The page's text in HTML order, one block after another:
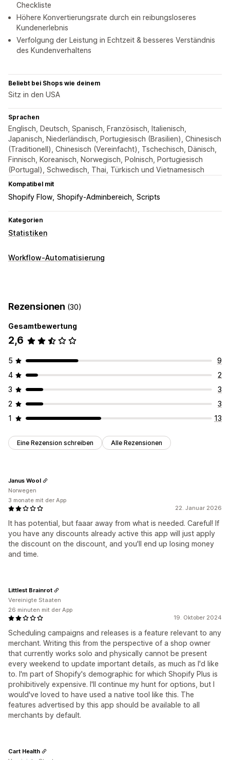
Checkliste
Höhere Konvertierungsrate durch ein reibungsloseres
Kundenerlebnis
Verfolgung der Leistung in Echtzeit & besseres Verständnis
des Kundenverhaltens
Beliebt bei Shops wie deinem
Sitz in den USA
Sprachen
Englisch, Deutsch, Spanisch, Französisch, Italienisch,
Japanisch, Niederländisch, Portugiesisch (Brasilien), Chinesisch
(Traditionell), Chinesisch (Vereinfacht), Tschechisch, Dänisch,
Finnisch, Koreanisch, Norwegisch, Polnisch, Portugiesisch
(Portugal), Schwedisch, Thai, Türkisch und Vietnamesisch
Kompatibel mit
Shopify Flow Shopify-Adminbereich Scripts
Kategorien
Statistiken
Workflow-Automatisierung
Rezensionen (30)
Gesamtbewertung
2,6
5
9
4
2
3
3
2
3
1
13
Eine Rezension schreiben Alle Rezensionen
22. Januar 2026
It has potential, but faaar away from what is needed. Careful! If
you have any discounts already active this app will just apply
the discount on the discount, and you'll end up losing money
and time.
Janus Wool
Norwegen
3 monate mit der App
19. Oktober 2024
Scheduling campaigns and releases is a feature relevant to any
merchant. Writing this from the perspective of a shop owner
that currently works solo and physically cannot be present
every weekend to update important details, as much as I'd like
to. I'm part of Shopify's demographic for which Shopify Plus is
prohibitively expensive. I'll continue my hunt for options, but I
would've loved to have used a native tool like this. The
features advertised by this app should be available to all
merchants by default.
Littlest Brainrot
Vereinigte Staaten
26 minuten mit der App
Cart Health